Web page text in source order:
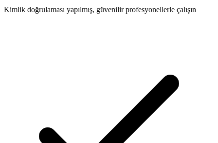
Kimlik doğrulaması yapılmış, güvenilir profesyonellerle çalışın